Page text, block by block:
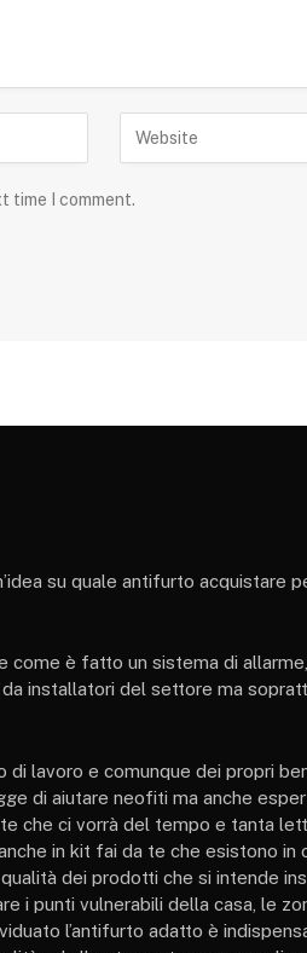
time I comment.
su quale antifurto acquistare
come è fatto un sistema di
installatori del settore ma
lavoro e comunque dei propri
di aiutare neofiti ma anche
che ci vorrà del tempo e tanta
in kit fai da te che esistono in
dei prodotti che si intende
i punti vulnerabili della casa, le
l’antifurto adatto è